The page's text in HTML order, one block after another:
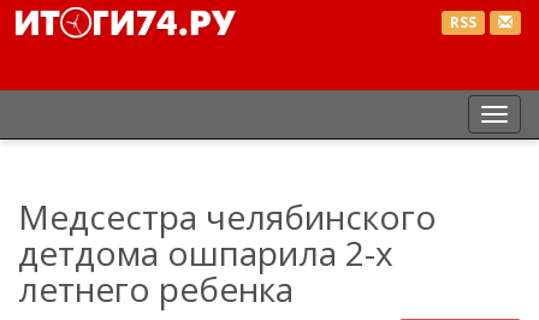
RSS
Медсестра челябинского
детдома ошпарила 2-х
летнего ребенка